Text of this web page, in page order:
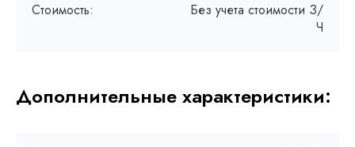
Стоимость:
Без учета стоимости З/
Ч
Дополнительные характеристики: